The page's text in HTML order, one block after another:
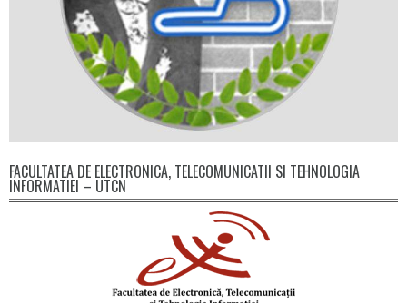
FACULTATEA DE ELECTRONICA, TELECOMUNICATII SI TEHNOLOGIA
INFORMATIEI – UTCN